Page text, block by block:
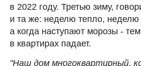
в 2022 году. Третью зиму,
и та же: неделю тепло, неделю
а когда наступают морозы -
в квартирах падает.
"Наш дом многоквартирный,